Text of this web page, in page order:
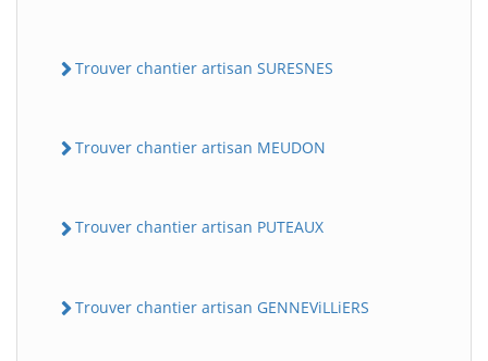
Trouver chantier artisan SURESNES
Trouver chantier artisan MEUDON
Trouver chantier artisan PUTEAUX
Trouver chantier artisan GENNEViLLiERS